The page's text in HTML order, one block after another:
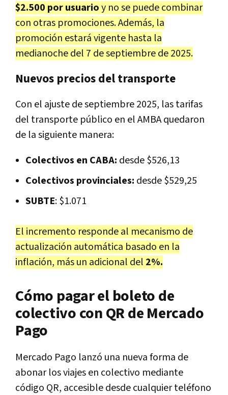
$2.500 por usuarioy no se puede combinar
con otras promociones. Además, la
promoción estará vigente hasta la
medianoche del 7 de septiembre de 2025.
Nuevos precios del transporte
Con el ajuste de septiembre 2025, las tarifas
del transporte público en el AMBA quedaron
de la siguiente manera:
Colectivos en CABA: desde $526,13
Colectivos provinciales: desde $529,25
SUBTE: $1.071
El incremento responde al mecanismo de
actualización automática basado en la
inflación, más un adicional del 2%.
Cómo pagar el boleto de
colectivo con QR de Mercado
Pago
Mercado Pago lanzó una nueva forma de
abonar los viajes en colectivo mediante
código QR, accesible desde cualquier teléfono